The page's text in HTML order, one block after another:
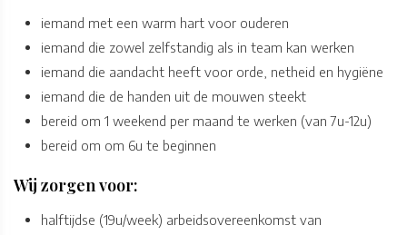
iemand met een warm hart voor ouderen
iemand die zowel zelfstandig als in team kan werken
iemand die aandacht heeft voor orde, netheid en hygiëne
iemand die de handen uit de mouwen steekt
bereid om 1 weekend per maand te werken (van 7u-12u)
bereid om om 6u te beginnen
Wij zorgen voor:
halftijdse (19u/week) arbeidsovereenkomst van